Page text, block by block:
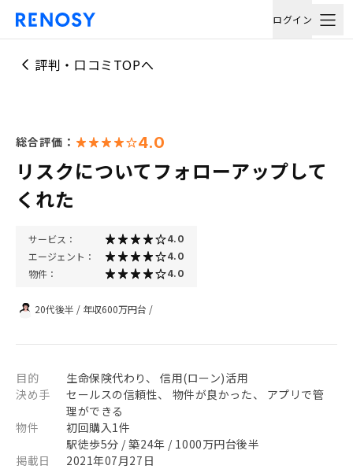
ログイン
評判・口コミTOPへ
総合評価： 4.0
リスクについてフォローアップして
くれた
サービス： 4.0
エージェント： 4.0
物件： 4.0
20代後半 / 年収600万円台 /
目的
生命保険代わり、 信用(ローン)活用
決め手
セールスの信頼性、 物件が良かった、 アプリで管
理ができる
物件
初回購入1件
駅徒歩5分 / 築24年 / 1000万円台後半
掲載日
2021年07月27日